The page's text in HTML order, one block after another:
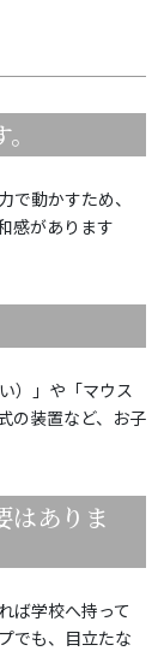
動かすため、
感があります
）」や「マウス
の装置など、お子
はありま
ば学校へ持って
でも、目立たな